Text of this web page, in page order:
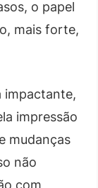
o papel
mais forte,
impactante,
impressão
mudanças
não
com